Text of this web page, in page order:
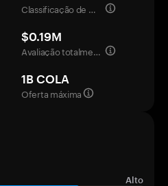
Classificação de mercado
$0.19M
Avaliação totalmente diluída
1B COLA
Oferta máxima
Alto